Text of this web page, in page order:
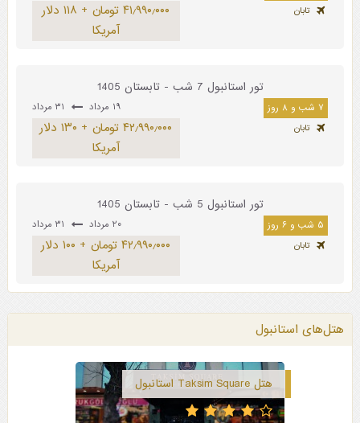
تابان
۴۱٫۹۹۰٫۰۰۰ تومان + ۱۱۸ دلار
آمریکا
تور استانبول 7 شب - تابستان 1405
۷ شب و ۸ روز ۱۹ مرداد
تابان
۴۲٫۹۹۰٫۰۰۰ تومان + ۱۳۰ دلار
آمریکا
تور استانبول 5 شب - تابستان 1405
۵ شب و ۶ روز ۲۰ مرداد
تابان
۴۲٫۹۹۰٫۰۰۰ تومان + ۱۰۰ دلار
آمریکا
هتل‌های استانبول
هتل Taksim Square استانبول